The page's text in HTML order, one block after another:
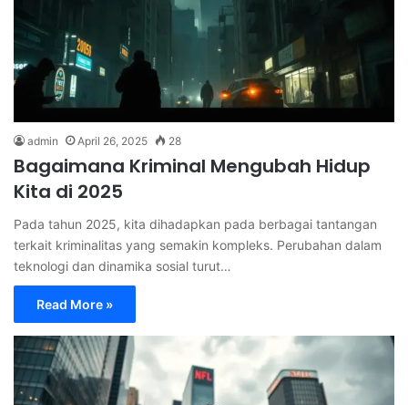
admin April 26, 2025 28
Bagaimana Kriminal Mengubah Hidup
Kita di 2025
Pada tahun 2025, kita dihadapkan pada berbagai tantangan
terkait kriminalitas yang semakin kompleks. Perubahan dalam
teknologi dan dinamika sosial turut…
Read More »